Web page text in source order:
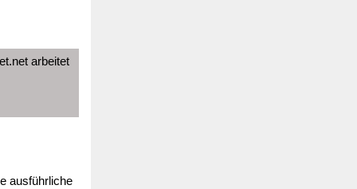
arbeitet
ausführliche